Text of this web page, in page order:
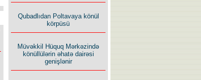
Qubadlıdan Poltavaya könül
körpüsü
Müvəkkil Hüquq Mərkəzində
könüllülərin əhatə dairəsi
genişlənir